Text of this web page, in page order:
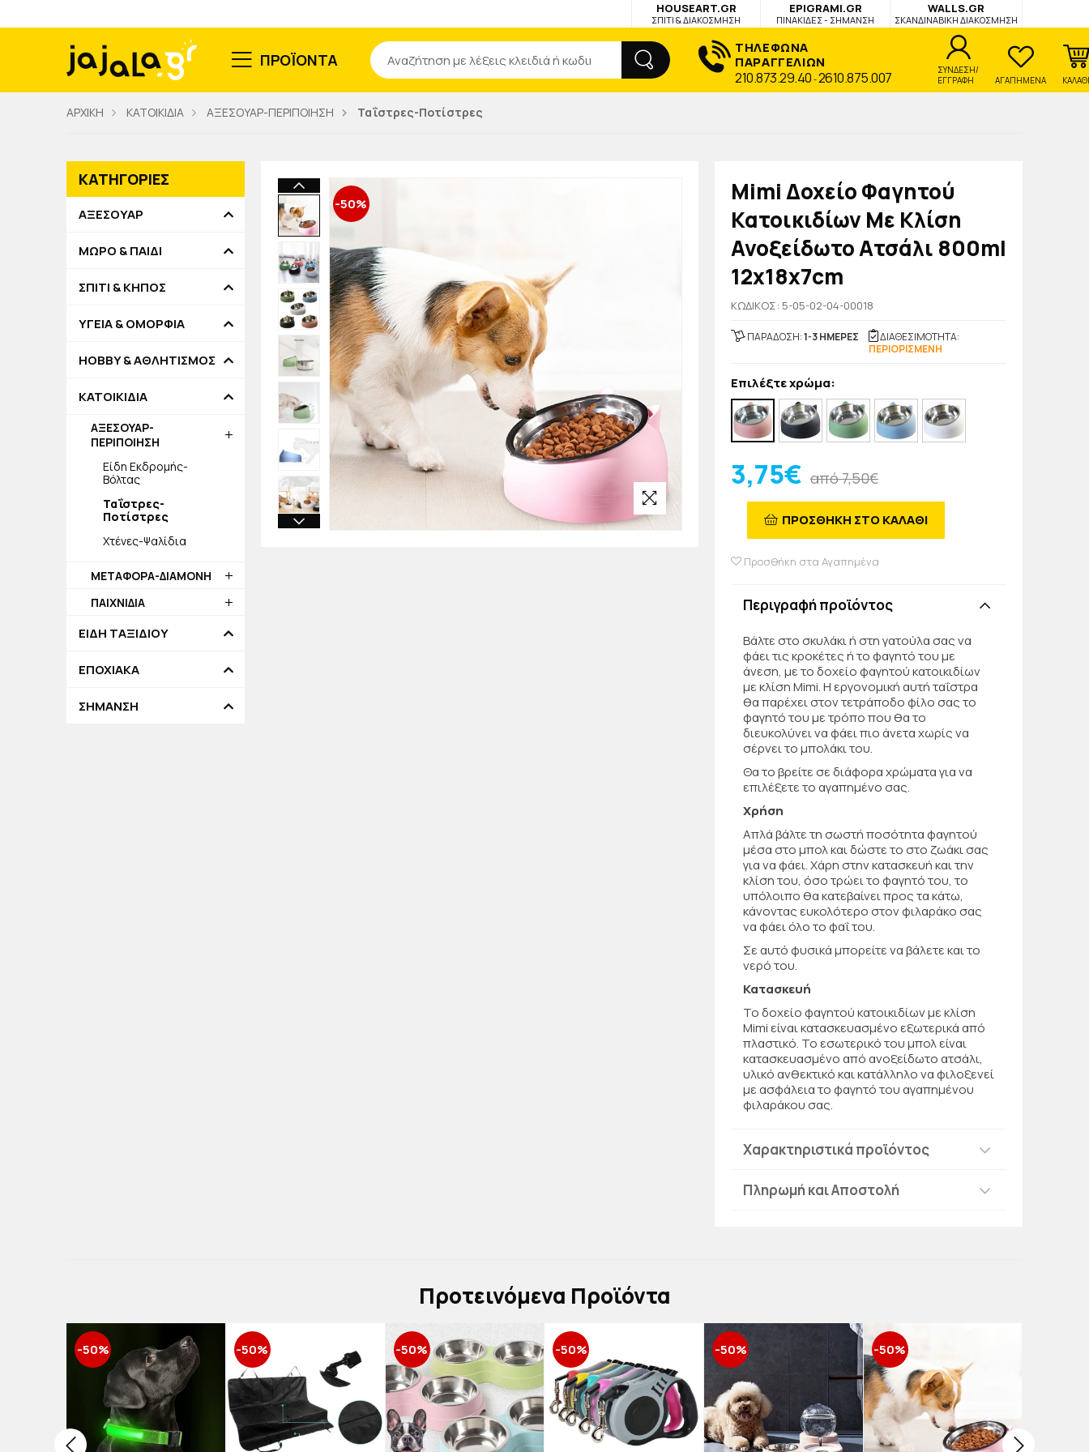
HOUSEART.GR
ΣΠΙΤΙ & ΔΙΑΚΟΣΜΗΣΗ
EPIGRAMI.GR
ΠΙΝΑΚΙΔΕΣ - ΣΗΜΑΝΣΗ
WALLS.GR
ΣΚΑΝΔΙΝΑΒΙΚΗ ΔΙΑΚΟΣΜΗΣΗ
ΠΡΟΪΟΝΤΑ
Αναζήτηση
ΤΗΛΕΦΩΝΑ
ΠΑΡΑΓΓΕΛΙΩΝ
210.873.29.40 -2610.875.007
ΣΥΝΔΕΣΗ/
ΕΓΓΡΑΦΗ
ΑΓΑΠΗΜΕΝΑ
ΑΡΧΙΚΗ ΚΑΤΟΙΚΙΔΙΑ ΑΞΕΣΟΥΑΡ-ΠΕΡΙΠΟΙΗΣΗ Ταΐστρες-Ποτίστρες
-50%
Mimi Δοχείο Φαγητού
Κατοικιδίων Με Κλίση
Ανοξείδωτο Ατσάλι 800ml
12x18x7cm
KΩΔΙΚΟΣ: 5-05-02-04-00018
ΠΑΡΑΔΟΣΗ:1-3 ΗΜΕΡΕΣ
ΔΙΑΘΕΣΙΜΟΤΗΤΑ:
ΠΕΡΙΟΡΙΣΜΕΝΗ
Επιλέξτε χρώμα:
3,75€ από 7,50€
ΠΡΟΣΘΗΚΗ ΣΤΟ ΚΑΛΑΘΙ
Προσθήκη στα Αγαπημένα
Περιγραφή προϊόντος
Βάλτε στο σκυλάκι ή στη γατούλα σας να
φάει τις κροκέτες ή το φαγητό του με
άνεση, με το δοχείο φαγητού κατοικιδίων
με κλίση Mimi. Η εργονομική αυτή ταΐστρα
θα παρέχει στον τετράποδο φίλο σας το
φαγητό του με τρόπο που θα το
διευκολύνει να φάει πιο άνετα χωρίς να
σέρνει το μπολάκι του.
Θα το βρείτε σε διάφορα χρώματα για να
επιλέξετε το αγαπημένο σας.
Χρήση
Απλά βάλτε τη σωστή ποσότητα φαγητού
μέσα στο μπολ και δώστε το στο ζωάκι σας
για να φάει. Χάρη στην κατασκευή και την
κλίση του, όσο τρώει το φαγητό του, το
υπόλοιπο θα κατεβαίνει προς τα κάτω,
κάνοντας ευκολότερο στον φιλαράκο σας
να φάει όλο το φαΐ του.
Σε αυτό φυσικά μπορείτε να βάλετε και το
νερό του.
Κατασκευή
Το δοχείο φαγητού κατοικιδίων με κλίση
Mimi είναι κατασκευασμένο εξωτερικά από
πλαστικό. Το εσωτερικό του μπολ είναι
κατασκευασμένο από ανοξείδωτο ατσάλι,
υλικό ανθεκτικό και κατάλληλο να φιλοξενεί
με ασφάλεια το φαγητό του αγαπημένου
φιλαράκου σας.
Χαρακτηριστικά προϊόντος
Πληρωμή και Αποστολή
ΚΑΤΗΓΟΡΙΕΣ
ΑΞΕΣΟΥΑΡ
ΜΩΡΟ & ΠΑΙΔΙ
ΣΠΙΤΙ & ΚΗΠΟΣ
ΥΓΕΙΑ & ΟΜΟΡΦΙΑ
HOBBY & ΑΘΛΗΤΙΣΜΟΣ
ΚΑΤΟΙΚΙΔΙΑ
ΑΞΕΣΟΥΑΡ-
ΠΕΡΙΠΟΙΗΣΗ
Είδη Εκδρομής-
Βόλτας
Ταΐστρες-
Ποτίστρες
Χτένες-Ψαλίδια
ΜΕΤΑΦΟΡΑ-ΔΙΑΜΟΝΗ
ΠΑΙΧΝΙΔΙΑ
ΕΙΔΗ ΤΑΞΙΔΙΟΥ
ΕΠΟΧΙΑΚΑ
ΣΗΜΑΝΣΗ
Πρoτεινόμενα Προϊόντα
-50% -50% -50% -50% -50% -50%